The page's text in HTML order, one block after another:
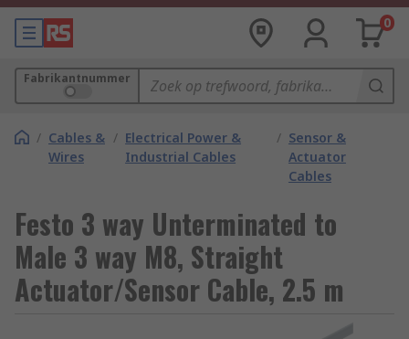
0
Fabrikantnummer
/ Cables &
Wires
/ Electrical Power &
Industrial Cables
/ Sensor &
Actuator
Cables
Festo 3 way Unterminated to
Male 3 way M8, Straight
Actuator/Sensor Cable, 2.5 m